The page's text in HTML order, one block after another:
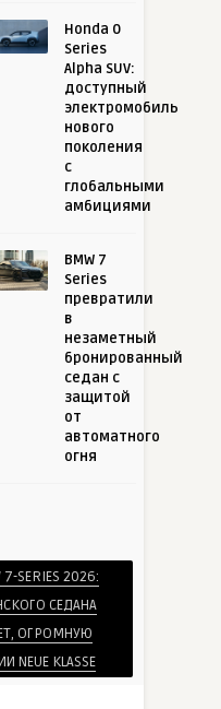
Honda 0
Series
Alpha SUV:
доступный
электромобиль
нового
поколения
с
глобальными
амбициями
BMW 7
Series
превратили
в
незаметный
бронированный
седан с
защитой
от
автоматного
огня
7-SERIES 2026:
СЕДАНА
ОГРОМНУЮ
KLASSE